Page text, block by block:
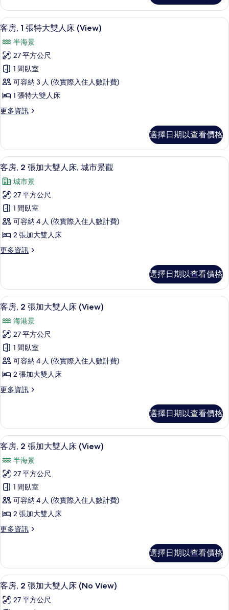
床
(View)
的
所
有
相
片
1
張
特
雙
人
床
(View)
的
詳
情
顯
客
房,
張
特
大
人
床
(View)
的
所
有
相
片
客房內保險箱、書桌、筆電工作空間
12
客房, 1 張特大雙人床 (View)
半海景
27 平方公尺
1 間臥室
可容納 3 人 (依實際入住人數計費)
1 張特大雙人床
更多資訊
更
1
張
特
雙
人
床
(View)
的
詳
情
選擇日期以查看價格
顯
示
客
房,
2
張
加
大
人
床,
城
市
景
觀
的
所
有
客房內保險箱、書桌、筆電工作空間
13
客房, 2 張加大雙人床, 城市景觀
城市景
27 平方公尺
1 間臥室
可容納 4 人 (依實際入住人數計費)
2 張加大雙人床
更多資訊
更
2
張
加
雙
人
床,
城
市
景
觀
的
選擇日期以查看價格
顯
客
房,
2
張
加
大
人
床
(View)
的
所
有
相
片
客房內保險箱、書桌、筆電工作空間
10
客房, 2 張加大雙人床 (View)
海港景
27 平方公尺
1 間臥室
可容納 4 人 (依實際入住人數計費)
2 張加大雙人床
更多資訊
更
2
張
加
雙
人
床
(View)
的
詳
情
選擇日期以查看價格
顯
客
房,
2
張
加
大
人
床
(View)
的
客房內保險箱、書桌、筆電工作空間
12
客房, 2 張加大雙人床 (View)
半海景
27 平方公尺
1 間臥室
可容納 4 人 (依實際入住人數計費)
2 張加大雙人床
更多資訊
更
2
張
加
雙
選擇日期以查看價格
顯
示
客
客房內保險箱、書桌、筆電工作空間
8
客房, 2 張加大雙人床 (No View)
27 平方公尺